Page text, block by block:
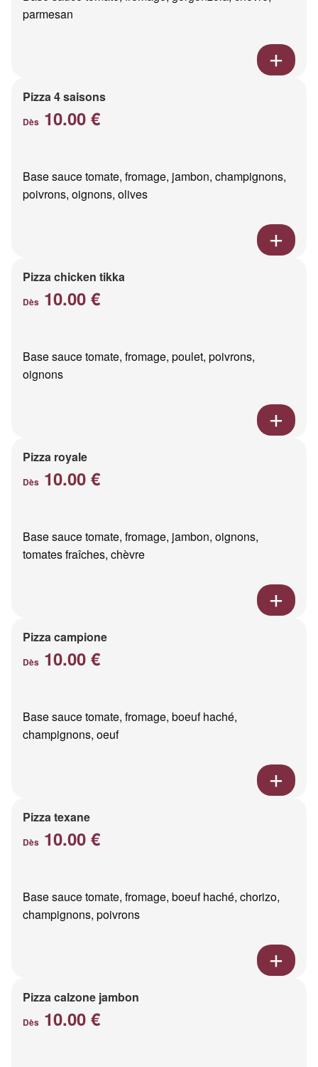
parmesan
Pizza 4 saisons
Dès 10.00 €
Base sauce tomate, fromage, jambon, champignons,
poivrons, oignons, olives
Pizza chicken tikka
Dès 10.00 €
Base sauce tomate, fromage, poulet, poivrons,
oignons
Pizza royale
Dès 10.00 €
Base sauce tomate, fromage, jambon, oignons,
tomates fraîches, chèvre
Pizza campione
Dès 10.00 €
Base sauce tomate, fromage, boeuf haché,
champignons, oeuf
Pizza texane
Dès 10.00 €
Base sauce tomate, fromage, boeuf haché, chorizo,
champignons, poivrons
Pizza calzone jambon
Dès 10.00 €